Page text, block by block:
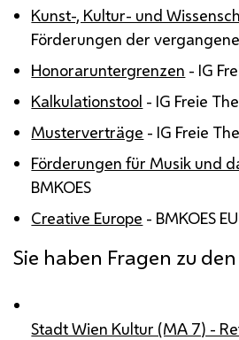
Kunst-, Kultur- und
Förderungen der
Honoraruntergrenzen - IG
Kalkulationstool - IG Freie
Musterverträge - IG Freie
Förderungen für Musik und
BMKOES
Creative Europe - BMKOES EU
Sie haben Fragen zu
Stadt Wien Kultur (MA 7) -